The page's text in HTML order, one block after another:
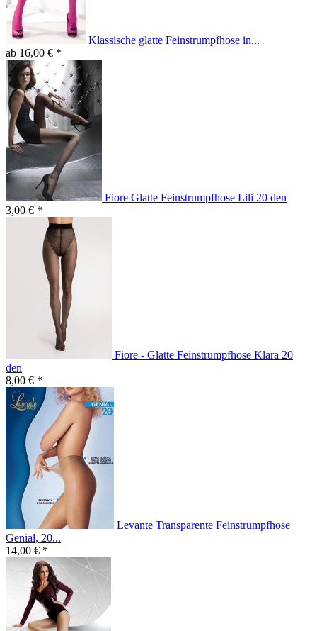
Klassische glatte Feinstrumpfhose in...
ab 16,00 € *
Fiore Glatte Feinstrumpfhose Lili 20 den
3,00 € *
Fiore - Glatte Feinstrumpfhose Klara 20
den
8,00 € *
Levante Transparente Feinstrumpfhose
Genial, 20...
14,00 € *